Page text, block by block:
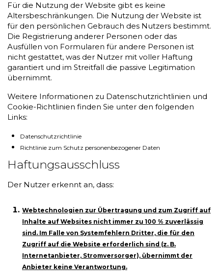
Für die Nutzung der Website gibt es keine
Altersbeschränkungen. Die Nutzung der Website ist
für den persönlichen Gebrauch des Nutzers bestimmt.
Die Registrierung anderer Personen oder das
Ausfüllen von Formularen für andere Personen ist
nicht gestattet, was der Nutzer mit voller Haftung
garantiert und im Streitfall die passive Legitimation
übernimmt.
Weitere Informationen zu Datenschutzrichtlinien und
Cookie-Richtlinien finden Sie unter den folgenden
Links:
Datenschutzrichtlinie
Richtlinie zum Schutz personenbezogener Daten
Haftungsausschluss
Der Nutzer erkennt an, dass:
Webtechnologien zur Übertragung und zum Zugriff auf
Inhalte auf Websites nicht immer zu 100 % zuverlässig
sind. Im Falle von Systemfehlern Dritter, die für den
Zugriff auf die Website erforderlich sind (z. B.
Internetanbieter, Stromversorger), übernimmt der
Anbieter keine Verantwortung.